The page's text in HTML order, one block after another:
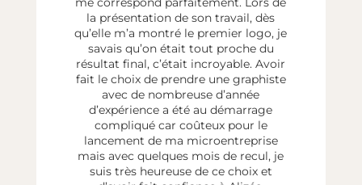
la présentation de son travail, dès
qu’elle m’a montré le premier logo, je
savais qu’on était tout proche du
résultat final, c’était incroyable. Avoir
fait le choix de prendre une graphiste
avec de nombreuse d’année
d’expérience a été au démarrage
compliqué car coûteux pour le
lancement de ma microentreprise
mais avec quelques mois de recul, je
suis très heureuse de ce choix et